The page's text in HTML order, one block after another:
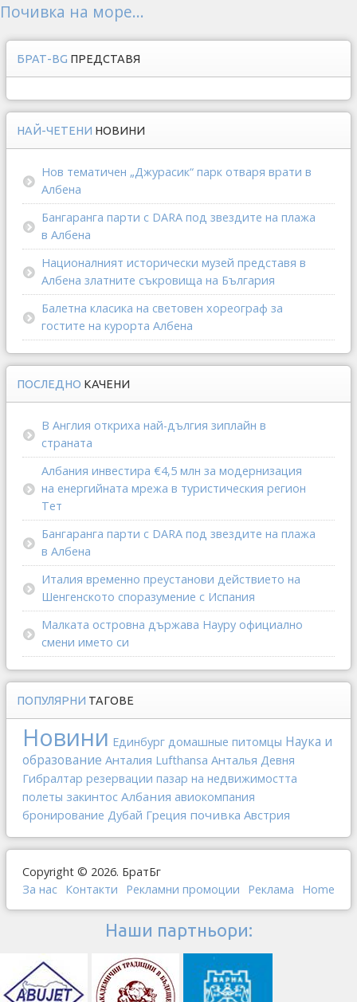
Почивка на море...
БРАТ-BG ПРЕДСТАВЯ
НАЙ-ЧЕТЕНИ НОВИНИ
Нов тематичен „Джурасик“ парк отваря врати в
Албена
Бангаранга парти с DARA под звездите на плажа
в Албена
Националният исторически музей представя в
Албена златните съкровища на България
Балетна класика на световен хореограф за
гостите на курорта Албена
ПОСЛЕДНО КАЧЕНИ
В Англия откриха най-дългия зиплайн в
страната
Албания инвестира €4,5 млн за модернизация
на енергийната мрежа в туристическия регион
Тет
Бангаранга парти с DARA под звездите на плажа
в Албена
Италия временно преустанови действието на
Шенгенското споразумение с Испания
Малката островна държава Науру официално
смени името си
ПОПУЛЯРНИ ТАГОВЕ
Новини Единбург домашные питомцы Наука и
образование Анталия Lufthansa Анталья Девня
Гибралтар резервации пазар на недвижимостта
полеты закинтос Албания авиокомпания
бронирование Дубай Греция почивка Австрия
Copyright © 2026. БратБг
За нас Контакти Рекламни промоции Реклама Home
Наши партньори: